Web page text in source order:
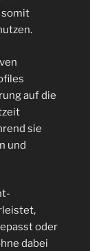
somit
auf die
sie
und
oder
dabei